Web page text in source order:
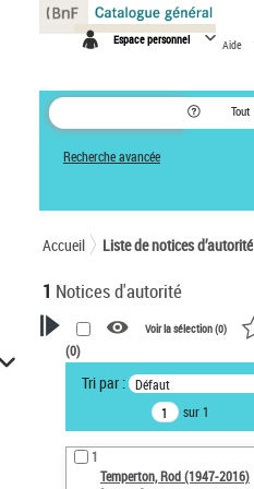
Espace personnel Aide
Tout
Recherche avancée
Accueil Liste de notices d’autorité
1 Notices d'autorité
VOTRE RECHERCHE
Recherche avancée dans les
notices d’autorité
Œuvres liées à l'auteur :
Temperton, Rod (1947-2016)
Voir la sélection (0)
(0)
Tri par : Défaut
sur 1
1
Temperton, Rod (1947-2016)
Panneau de gestion des cookies